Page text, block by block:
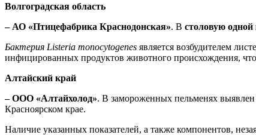
Волгоградская область
– АО «Птицефабрика Краснодонская». В столовую
Бактерия Listeria monocytogenes является возбудителем
инфицированных продуктов животного происхождения,
Алтайский край
– ООО «Алтайхолод». В замороженных пельменях выявлен
Красноярском крае.
Наличие указанных показателей, а также компонентов,